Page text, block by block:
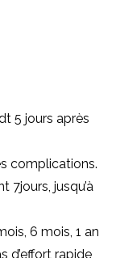
5 jours après
complications.
7jours, jusqu’à
6 mois, 1 an
d’effort rapide,